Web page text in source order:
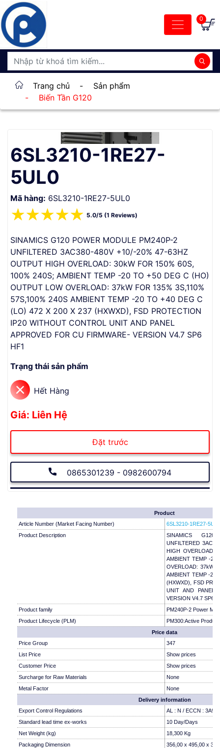
0
Trang chủ -
Sản phẩm
-
Biến Tần G120
6SL3210-1RE27-
5UL0
Mã hàng: 6SL3210-1RE27-5UL0
☆
☆
☆
☆
☆ 5.0/5 (1 Reviews)
SINAMICS G120 POWER MODULE PM240P-2
UNFILTERED 3AC380-480V +10/-20% 47-63HZ
OUTPUT HIGH OVERLOAD: 30kW FOR 150% 60S,
100% 240S; AMBIENT TEMP -20 TO +50 DEG C (HO)
OUTPUT LOW OVERLOAD: 37kW FOR 135% 3S,110%
57S,100% 240S AMBIENT TEMP -20 TO +40 DEG C
(LO) 472 X 200 X 237 (HXWXD), FSD PROTECTION
IP20 WITHOUT CONTROL UNIT AND PANEL
APPROVED FOR CU FIRMWARE- VERSION V4.7 SP6
HF1
Trạng thái sản phẩm
Hết Hàng
Giá: Liên Hệ
Đặt trước
0865301239 - 0982600794
Product
Article Number (Market Facing Number)
6SL3210-1RE27-5UL0
Product Description
SINAMICS G120
UNFILTERED
HIGH OVERLOAD:
AMBIENT TEMP -
OVERLOAD: 37kW
AMBIENT TEMP -20
(HXWXD), FSD
UNIT AND PANEL
VERSION V4.7 SP6
Product family
PM240P-2 Power
Product Lifecycle (PLM)
PM300:Active Product
Price data
Price Group
347
List Price
Show prices
Customer Price
Show prices
Surcharge for Raw Materials
None
Metal Factor
None
Delivery information
Export Control Regulations
AL : N / ECCN :
Standard lead time ex-works
10 Day/Days
Net Weight (kg)
18,300 Kg
Packaging Dimension
356,00 x 495,00 x